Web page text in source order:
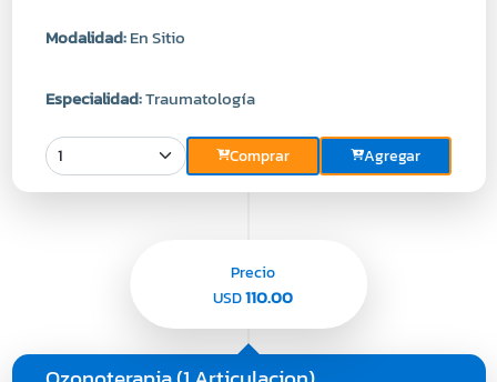
Modalidad:En Sitio
Especialidad:Traumatología
Comprar Agregar
Precio
USD110.00